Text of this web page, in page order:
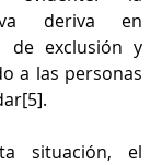
deriva en
de exclusión y
a las personas
situación, el